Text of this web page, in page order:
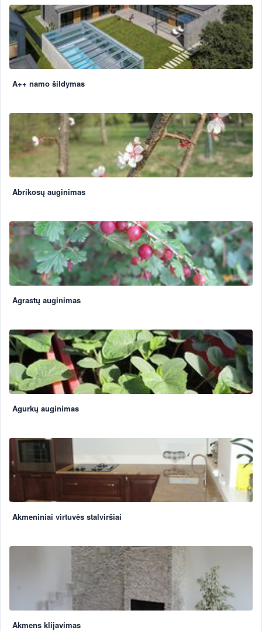
A++ namo šildymas
Abrikosų auginimas
Agrastų auginimas
Agurkų auginimas
Akmeniniai virtuvės stalviršiai
Akmens klijavimas